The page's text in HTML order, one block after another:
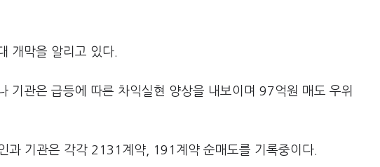
개막을 알리고 있다.
기관은 급등에 따른 차익실현 양상을 내보이며 97억원 매도 우위
과 기관은 각각 2131계약, 191계약 순매도를 기록중이다.